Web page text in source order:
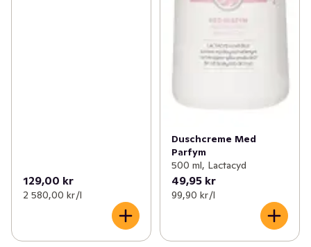
129,00 kr
2 580,00 kr /l
Duschcreme Med
Parfym
500 ml, Lactacyd
49,95 kr
99,90 kr /l